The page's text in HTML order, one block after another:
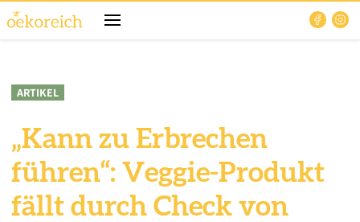
ARTIKEL
„Kann zu Erbrechen
führen“: Veggie-Produkt
fällt durch Check von